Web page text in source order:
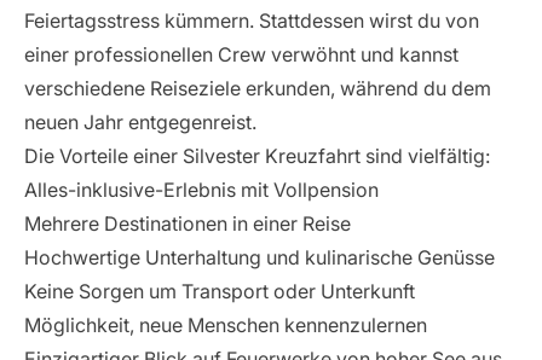
8. Landausflüge an Silvester: Besondere Erlebnisse
Silvester in weltberühmten Hafenstädten
Exklusive Events und Partys an Land
Kulturelle Highlights zum Jahreswechsel
9. Nach der Silvester Kreuzfahrt: Den Zauber bewahren
Erinnerungen festhalten: Fotobücher und Souvenirs
Feedback geben und Erfahrungen teilen
Planung der nächsten Silvester Kreuzfahrt
Feiertagsstress kümmern. Stattdessen wirst du von
einer professionellen Crew verwöhnt und kannst
verschiedene Reiseziele erkunden, während du dem
neuen Jahr entgegenreist.
Die Vorteile einer Silvester Kreuzfahrt sind vielfältig:
Alles-inklusive-Erlebnis mit Vollpension
Mehrere Destinationen in einer Reise
Hochwertige Unterhaltung und kulinarische Genüsse
Keine Sorgen um Transport oder Unterkunft
Möglichkeit, neue Menschen kennenzulernen